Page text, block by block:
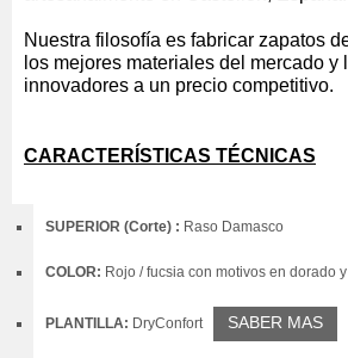
Nuestra filosofía es fabricar zapatos
los mejores materiales del mercado y
innovadores a un precio competitivo.
CARACTERÍSTICAS TÉCNICAS
SUPERIOR (Corte) : Raso Damasco
COLOR: Rojo / fucsia con motivos en dorado
PLANTILLA: DryConfort SABER MAS